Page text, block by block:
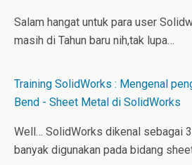
Salam hangat untuk para user
masih di Tahun baru nih,tak lupa…
Training SolidWorks : Mengenal
Bend - Sheet Metal di SolidWorks
Well… SolidWorks dikenal sebagai
banyak digunakan pada bidang